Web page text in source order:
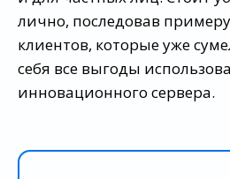
лично, последовав
клиентов, которые уже
себя все выгоды
инновационного сервера.